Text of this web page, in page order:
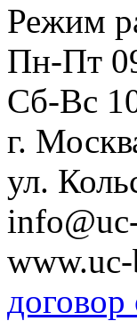
Режим
Пн-Пт
Сб-Вс
г.
ул.